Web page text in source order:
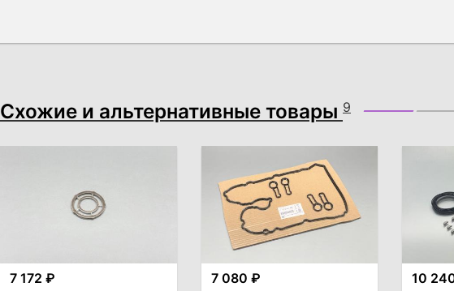
Схожие и альтернативные товары 9
7 172 ₽ 7 080 ₽ 10